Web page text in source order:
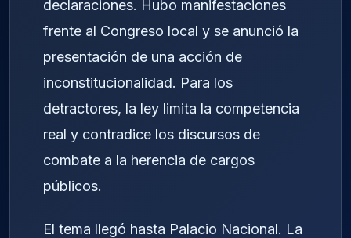
declaraciones. Hubo manifestaciones
frente al Congreso local y se anunció la
presentación de una acción de
inconstitucionalidad. Para los
detractores, la ley limita la competencia
real y contradice los discursos de
combate a la herencia de cargos
públicos.
El tema llegó hasta Palacio Nacional. La